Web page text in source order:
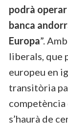
podrà
banca
Europa”.
liberals, que
europeu en
transitòria
competència
s’haurà de